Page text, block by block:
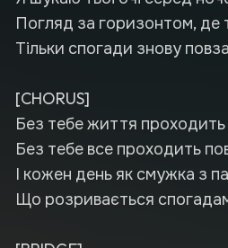
Погляд за горизонтом, де
Тільки спогади знову
[CHORUS]
Без тебе життя проходить
Без тебе все проходить
І кожен день як смужка з
Що розривається